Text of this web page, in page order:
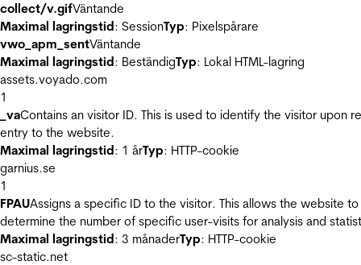
collect/v.gifVäntande
Maximal lagringstid: SessionTyp: Pixelspårare
vwo_apm_sentVäntande
Maximal lagringstid: BeständigTyp: Lokal HTML-lagring
assets.voyado.com
1
_vaContains an visitor ID. This is used to identify the visitor upon
entry to the website.
Maximal lagringstid: 1 årTyp: HTTP-cookie
garnius.se
1
FPAUAssigns a specific ID to the visitor. This allows the website to
determine the number of specific user-visits for analysis and
Maximal lagringstid: 3 månaderTyp: HTTP-cookie
sc-static.net